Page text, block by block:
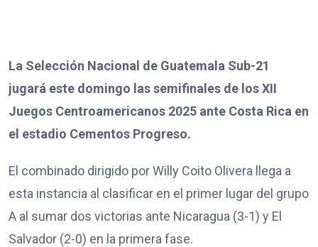
La Selección Nacional de Guatemala Sub-21
jugará este domingo las semifinales de los XII
Juegos Centroamericanos 2025 ante Costa Rica en
el estadio Cementos Progreso.
El combinado dirigido por Willy Coito Olivera llega a
esta instancia al clasificar en el primer lugar del grupo
A al sumar dos victorias ante Nicaragua (3-1) y El
Salvador (2-0) en la primera fase.